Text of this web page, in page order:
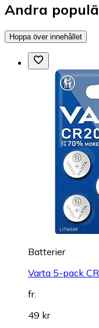
Andra
Hoppa över innehållet
Batterier
Varta 5-pack
fr.
49 kr